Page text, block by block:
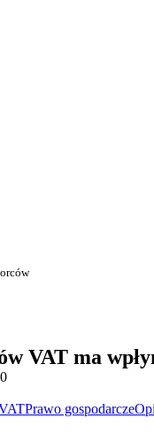
VAT ma
Prawo gospodarcze